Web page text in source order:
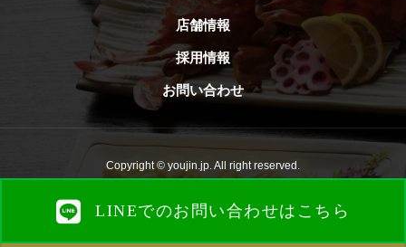
店舗情報
採用情報
お問い合わせ
Copyright © youjin.jp. All right reserved.
LINEでのお問い合わせはこちら